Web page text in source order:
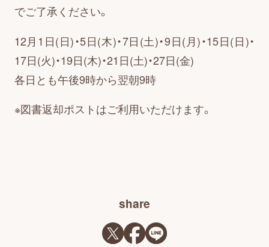
お知らせ・広報誌
お知らせ一覧
share
でご了承ください。
12月1日(日)・5日(木)・7日(土)・9日(月)・15日(日)・
17日(火)・19日(木)・21日(土)・27日(金)
各日とも午後9時から翌朝9時
※図書返却ポストはご利用いただけます。